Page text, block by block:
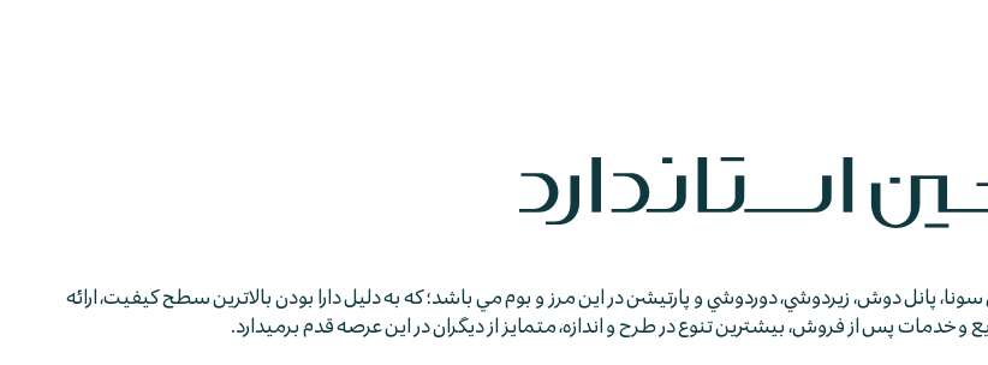
سونا، پانل دوش، زيردوشي، دوردوشي و پارتيشن در اين مرز و بوم مي باشد؛ كه به دليل دارا بودن بالاترين سطح كيفيت، ارائه
خدمات پس از فروش، بيشترين تنوع در طرح و اندازه، متمايز از ديگران در اين عرصه قدم برمي­دارد.